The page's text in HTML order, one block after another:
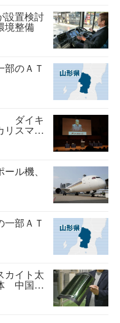
設置検討
境整備
のＡＴ
ダイキ
リスマ成
ル機、
部ＡＴ
カイト太
中国・